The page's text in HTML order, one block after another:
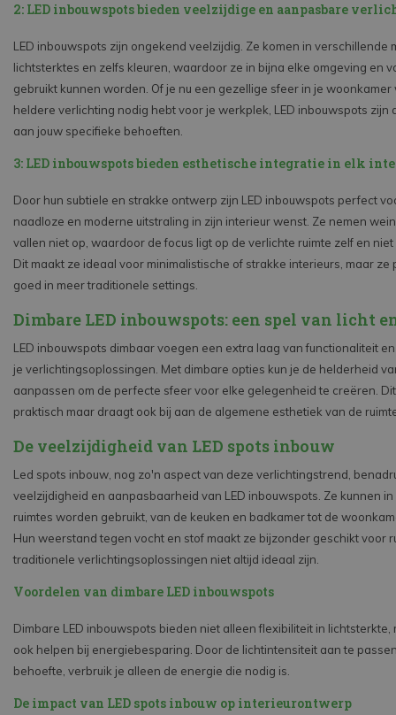
2: LED inbouwspots bieden veelzijdige en aanpasbare
LED inbouwspots zijn ongekend veelzijdig. Ze komen in verschillende
lichtsterktes en zelfs kleuren, waardoor ze in bijna elke omgeving en
gebruikt kunnen worden. Of je nu een gezellige sfeer in je
heldere verlichting nodig hebt voor je werkplek, LED inbouwspots zijn
aan jouw specifieke behoeften.
3: LED inbouwspots bieden esthetische integratie in elk
Door hun subtiele en strakke ontwerp zijn LED inbouwspots perfect
naadloze en moderne uitstraling in zijn interieur wenst. Ze nemen
vallen niet op, waardoor de focus ligt op de verlichte ruimte zelf en
Dit maakt ze ideaal voor minimalistische of strakke interieurs, maar ze
goed in meer traditionele settings.
Dimbare LED inbouwspots: een spel van licht
LED inbouwspots dimbaar voegen een extra laag van functionaliteit
je verlichtingsoplossingen. Met dimbare opties kun je de helderheid
aanpassen om de perfecte sfeer voor elke gelegenheid te creëren.
praktisch maar draagt ook bij aan de algemene esthetiek van de
De veelzijdigheid van LED spots inbouw
Led spots inbouw, nog zo'n aspect van deze verlichtingstrend,
veelzijdigheid en aanpasbaarheid van LED inbouwspots. Ze kunnen
ruimtes worden gebruikt, van de keuken en badkamer tot de
Hun weerstand tegen vocht en stof maakt ze bijzonder geschikt voor
traditionele verlichtingsoplossingen niet altijd ideaal zijn.
Voordelen van dimbare LED inbouwspots
Dimbare LED inbouwspots bieden niet alleen flexibiliteit in lichtsterkte,
ook helpen bij energiebesparing. Door de lichtintensiteit aan te
behoefte, verbruik je alleen de energie die nodig is.
De impact van LED spots inbouw op interieurontwerp